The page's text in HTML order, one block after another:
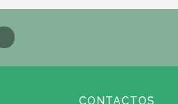
CONTACTOS